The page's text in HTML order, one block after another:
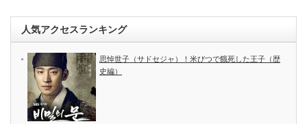
人気アクセスランキング
思悼世子（サドセジャ）！米びつで餓死した王子（歴
史編）